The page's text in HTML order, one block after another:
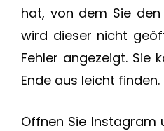
hat, von dem Sie den
wird dieser nicht
Fehler angezeigt. Sie
Ende aus leicht finden.
Öffnen Sie Instagram